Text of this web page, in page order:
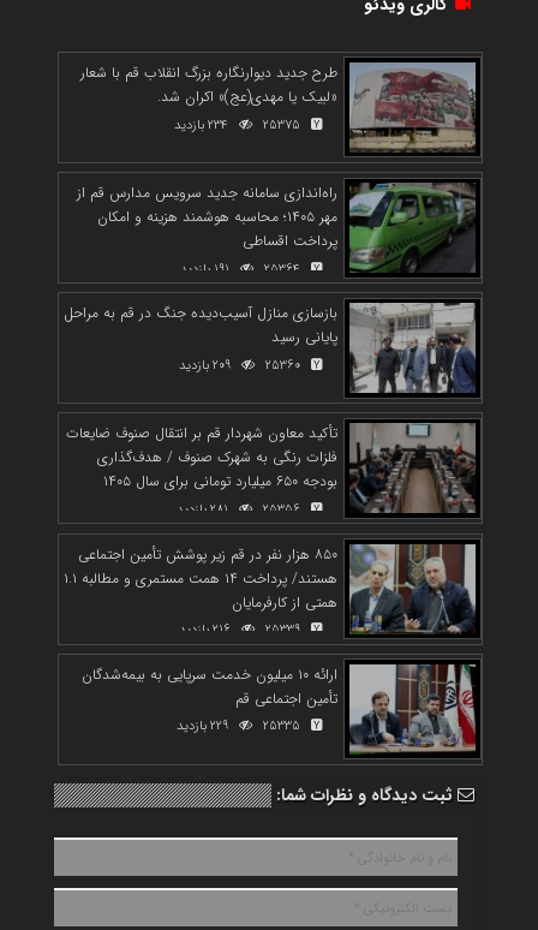
طرح جدید دیوارنگاره بزرگ انقلاب قم با شعار
«لبیک یا مهدی(عج)» اکران شد.
راه‌اندازی سامانه جدید سرویس مدارس قم از
مهر ۱۴۰۵؛ محاسبه هوشمند هزینه و امکان
پرداخت اقساطی
بازسازی منازل آسیب‌دیده جنگ در قم به مراحل
پایانی رسید
25360 209 بازدید
تأکید معاون شهردار قم بر انتقال صنوف ضایعات
فلزات رنگی به شهرک صنوف / هدف‌گذاری
بودجه ۶۵۰ میلیارد تومانی برای سال ۱۴۰۵
۸۵۰ هزار نفر در قم زیر پوشش تأمین اجتماعی
هستند/ پرداخت ۱۴ همت مستمری و مطالبه ۱.۱
همتی از کارفرمایان
25339
ارائه ۱۰ میلیون خدمت سرپایی به بیمه‌شدگان
تأمین اجتماعی قم
229 بازدید
ثبت دیدگاه و نظرات شما: